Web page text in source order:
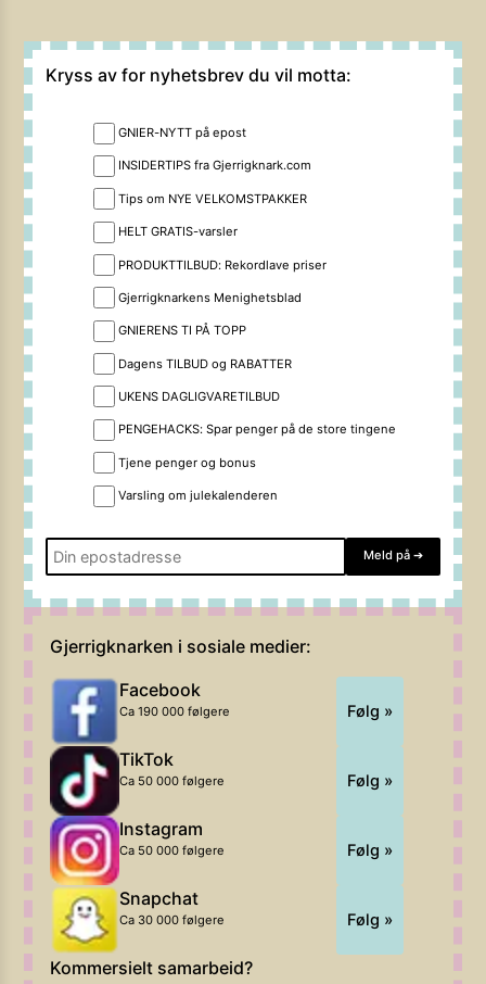
Kryss av for nyhetsbrev du vil motta:
GNIER-NYTT på epost
INSIDERTIPS fra Gjerrigknark.com
Tips om NYE VELKOMSTPAKKER
HELT GRATIS-varsler
PRODUKTTILBUD: Rekordlave priser
Gjerrigknarkens Menighetsblad
GNIERENS TI PÅ TOPP
Dagens TILBUD og RABATTER
UKENS DAGLIGVARETILBUD
PENGEHACKS: Spar penger på de store tingene
Tjene penger og bonus
Varsling om julekalenderen
Meld på ➔
Gjerrigknarken i sosiale medier:
Facebook
Ca 190 000 følgere Følg »
TikTok
Ca 50 000 følgere Følg »
Instagram
Ca 50 000 følgere Følg »
Snapchat
Ca 30 000 følgere Følg »
Kommersielt samarbeid?